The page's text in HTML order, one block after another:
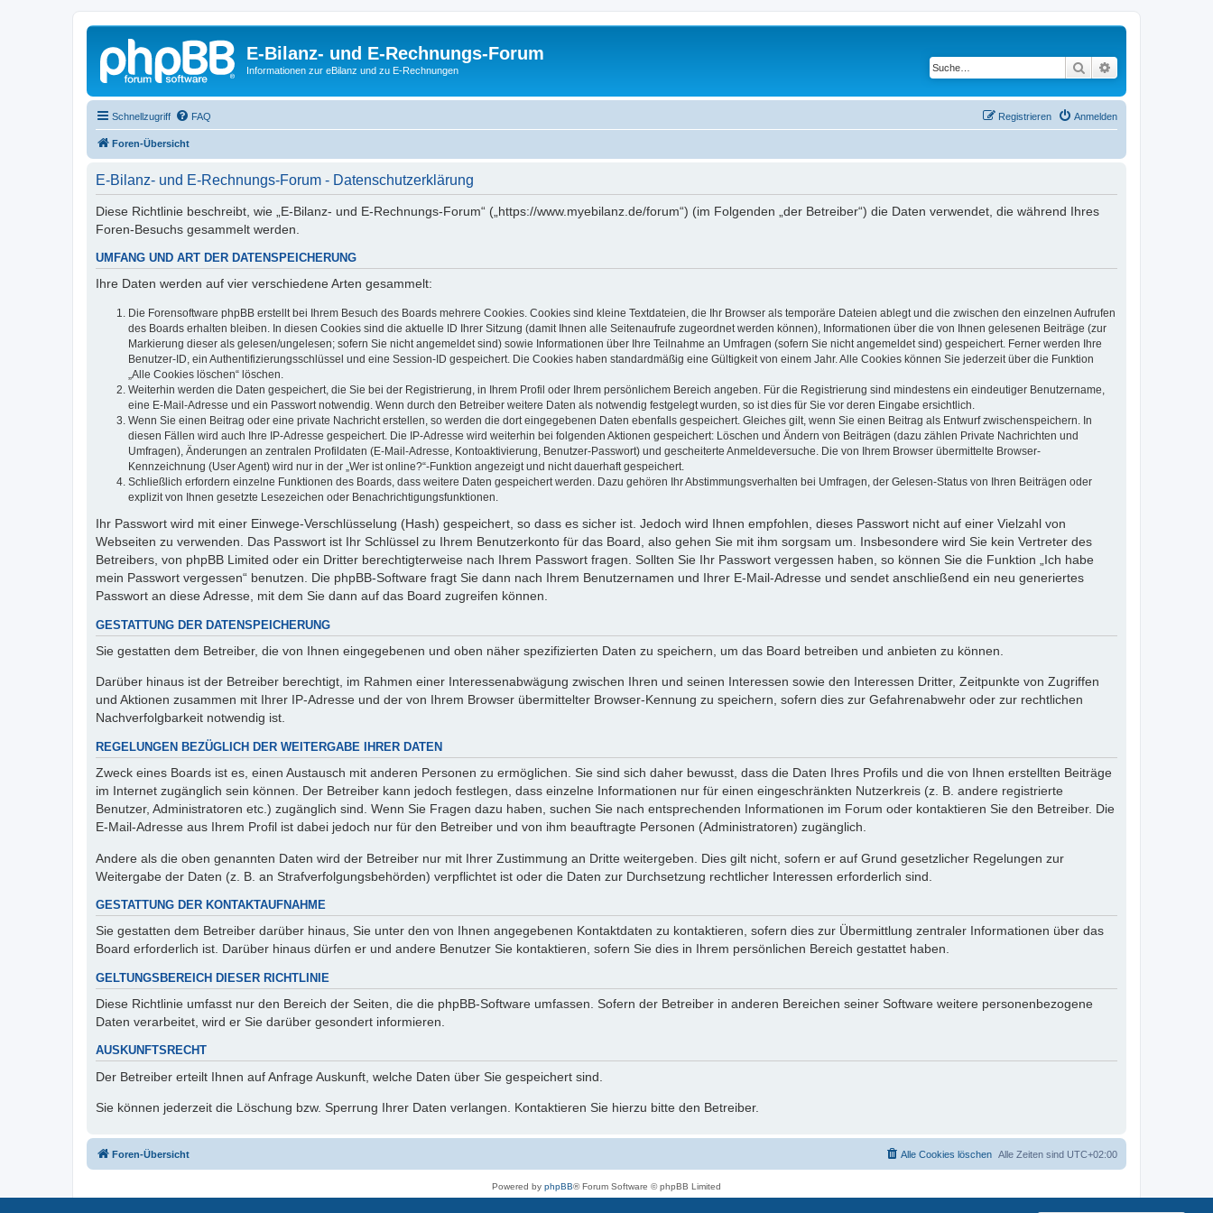
E-Bilanz- und E-Rechnungs-Forum
Informationen zur eBilanz und zu E-Rechnungen Suche
Schnellzugriff FAQ Anmelden
Registrieren
Foren-Übersicht
E-Bilanz- und E-Rechnungs-Forum - Datenschutzerklärung
Diese Richtlinie beschreibt, wie „E-Bilanz- und E-Rechnungs-Forum“ („https://www.myebilanz.de/forum“) (im Folgenden „der Betreiber“) die Daten verwendet, die während Ihres
Foren-Besuchs gesammelt werden.
UMFANG UND ART DER DATENSPEICHERUNG
Ihre Daten werden auf vier verschiedene Arten gesammelt:
Die Forensoftware phpBB erstellt bei Ihrem Besuch des Boards mehrere Cookies. Cookies sind kleine Textdateien, die Ihr Browser als temporäre Dateien ablegt und die zwischen den einzelnen Aufrufen
des Boards erhalten bleiben. In diesen Cookies sind die aktuelle ID Ihrer Sitzung (damit Ihnen alle Seitenaufrufe zugeordnet werden können), Informationen über die von Ihnen gelesenen Beiträge (zur
Markierung dieser als gelesen/ungelesen; sofern Sie nicht angemeldet sind) sowie Informationen über Ihre Teilnahme an Umfragen (sofern Sie nicht angemeldet sind) gespeichert. Ferner werden Ihre
Benutzer-ID, ein Authentifizierungsschlüssel und eine Session-ID gespeichert. Die Cookies haben standardmäßig eine Gültigkeit von einem Jahr. Alle Cookies können Sie jederzeit über die Funktion
„Alle Cookies löschen“ löschen.
Weiterhin werden die Daten gespeichert, die Sie bei der Registrierung, in Ihrem Profil oder Ihrem persönlichem Bereich angeben. Für die Registrierung sind mindestens ein eindeutiger Benutzername,
eine E-Mail-Adresse und ein Passwort notwendig. Wenn durch den Betreiber weitere Daten als notwendig festgelegt wurden, so ist dies für Sie vor deren Eingabe ersichtlich.
Wenn Sie einen Beitrag oder eine private Nachricht erstellen, so werden die dort eingegebenen Daten ebenfalls gespeichert. Gleiches gilt, wenn Sie einen Beitrag als Entwurf zwischenspeichern. In
diesen Fällen wird auch Ihre IP-Adresse gespeichert. Die IP-Adresse wird weiterhin bei folgenden Aktionen gespeichert: Löschen und Ändern von Beiträgen (dazu zählen Private Nachrichten und
Umfragen), Änderungen an zentralen Profildaten (E-Mail-Adresse, Kontoaktivierung, Benutzer-Passwort) und gescheiterte Anmeldeversuche. Die von Ihrem Browser übermittelte Browser-
Kennzeichnung (User Agent) wird nur in der „Wer ist online?“-Funktion angezeigt und nicht dauerhaft gespeichert.
Schließlich erfordern einzelne Funktionen des Boards, dass weitere Daten gespeichert werden. Dazu gehören Ihr Abstimmungsverhalten bei Umfragen, der Gelesen-Status von Ihren Beiträgen oder
explizit von Ihnen gesetzte Lesezeichen oder Benachrichtigungsfunktionen.
Ihr Passwort wird mit einer Einwege-Verschlüsselung (Hash) gespeichert, so dass es sicher ist. Jedoch wird Ihnen empfohlen, dieses Passwort nicht auf einer Vielzahl von
Webseiten zu verwenden. Das Passwort ist Ihr Schlüssel zu Ihrem Benutzerkonto für das Board, also gehen Sie mit ihm sorgsam um. Insbesondere wird Sie kein Vertreter des
Betreibers, von phpBB Limited oder ein Dritter berechtigterweise nach Ihrem Passwort fragen. Sollten Sie Ihr Passwort vergessen haben, so können Sie die Funktion „Ich habe
mein Passwort vergessen“ benutzen. Die phpBB-Software fragt Sie dann nach Ihrem Benutzernamen und Ihrer E-Mail-Adresse und sendet anschließend ein neu generiertes
Passwort an diese Adresse, mit dem Sie dann auf das Board zugreifen können.
GESTATTUNG DER DATENSPEICHERUNG
Sie gestatten dem Betreiber, die von Ihnen eingegebenen und oben näher spezifizierten Daten zu speichern, um das Board betreiben und anbieten zu können.
Darüber hinaus ist der Betreiber berechtigt, im Rahmen einer Interessenabwägung zwischen Ihren und seinen Interessen sowie den Interessen Dritter, Zeitpunkte von Zugriffen
und Aktionen zusammen mit Ihrer IP-Adresse und der von Ihrem Browser übermittelter Browser-Kennung zu speichern, sofern dies zur Gefahrenabwehr oder zur rechtlichen
Nachverfolgbarkeit notwendig ist.
REGELUNGEN BEZÜGLICH DER WEITERGABE IHRER DATEN
Zweck eines Boards ist es, einen Austausch mit anderen Personen zu ermöglichen. Sie sind sich daher bewusst, dass die Daten Ihres Profils und die von Ihnen erstellten Beiträge
im Internet zugänglich sein können. Der Betreiber kann jedoch festlegen, dass einzelne Informationen nur für einen eingeschränkten Nutzerkreis (z. B. andere registrierte
Benutzer, Administratoren etc.) zugänglich sind. Wenn Sie Fragen dazu haben, suchen Sie nach entsprechenden Informationen im Forum oder kontaktieren Sie den Betreiber. Die
E-Mail-Adresse aus Ihrem Profil ist dabei jedoch nur für den Betreiber und von ihm beauftragte Personen (Administratoren) zugänglich.
Andere als die oben genannten Daten wird der Betreiber nur mit Ihrer Zustimmung an Dritte weitergeben. Dies gilt nicht, sofern er auf Grund gesetzlicher Regelungen zur
Weitergabe der Daten (z. B. an Strafverfolgungsbehörden) verpflichtet ist oder die Daten zur Durchsetzung rechtlicher Interessen erforderlich sind.
GESTATTUNG DER KONTAKTAUFNAHME
Sie gestatten dem Betreiber darüber hinaus, Sie unter den von Ihnen angegebenen Kontaktdaten zu kontaktieren, sofern dies zur Übermittlung zentraler Informationen über das
Board erforderlich ist. Darüber hinaus dürfen er und andere Benutzer Sie kontaktieren, sofern Sie dies in Ihrem persönlichen Bereich gestattet haben.
GELTUNGSBEREICH DIESER RICHTLINIE
Diese Richtlinie umfasst nur den Bereich der Seiten, die die phpBB-Software umfassen. Sofern der Betreiber in anderen Bereichen seiner Software weitere personenbezogene
Daten verarbeitet, wird er Sie darüber gesondert informieren.
AUSKUNFTSRECHT
Der Betreiber erteilt Ihnen auf Anfrage Auskunft, welche Daten über Sie gespeichert sind.
Sie können jederzeit die Löschung bzw. Sperrung Ihrer Daten verlangen. Kontaktieren Sie hierzu bitte den Betreiber.
Foren-Übersicht Alle Zeiten sind UTC+02:00
Alle Cookies löschen
Powered by phpBB® Forum Software © phpBB Limited